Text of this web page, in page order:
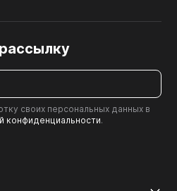
своих персональных данных в
конфиденциальности.